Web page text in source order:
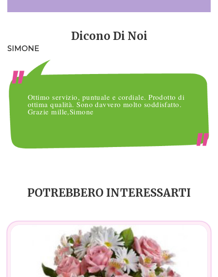
Dicono Di Noi
SIMONE
Ottimo servizio, puntuale e cordiale. Prodotto di
ottima qualità. Sono davvero molto soddisfatto.
Grazie mille,Simone
POTREBBERO INTERESSARTI